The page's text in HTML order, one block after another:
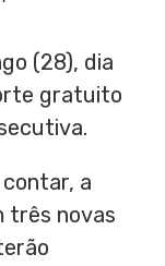
(28), dia
gratuito
a
três novas